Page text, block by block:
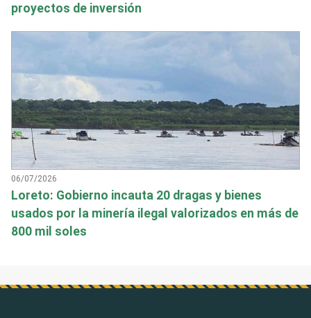
proyectos de inversión
06/07/2026
Loreto: Gobierno incauta 20 dragas y bienes
usados por la minería ilegal valorizados en más de
800 mil soles